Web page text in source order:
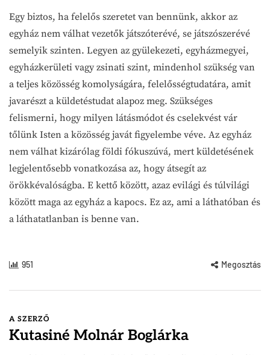
Egy biztos, ha felelős szeretet van bennünk, akkor az
egyház nem válhat vezetők játszóterévé, se játszószerévé
semelyik szinten. Legyen az gyülekezeti, egyházmegyei,
egyházkerületi vagy zsinati szint, mindenhol szükség van
a teljes közösség komolyságára, felelősségtudatára, amit
javarészt a küldetéstudat alapoz meg. Szükséges
felismerni, hogy milyen látásmódot és cselekvést vár
tőlünk Isten a közösség javát figyelembe véve. Az egyház
nem válhat kizárólag földi fókuszúvá, mert küldetésének
legjelentősebb vonatkozása az, hogy átsegít az
örökkévalóságba. E kettő között, azaz evilági és túlvilági
között maga az egyház a kapocs. Ez az, ami a láthatóban és
a láthatatlanban is benne van.
951 Megosztás
A SZERZŐ
Kutasiné Molnár Boglárka